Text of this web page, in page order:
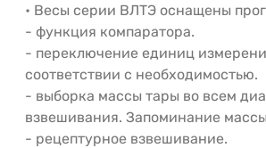
• Весы серии ВЛТЭ оснащены
- функция компаратора.
- переключение единиц
соответствии с необходимостью.
- выборка массы тары во всем
взвешивания. Запоминание
- рецептурное взвешивание.